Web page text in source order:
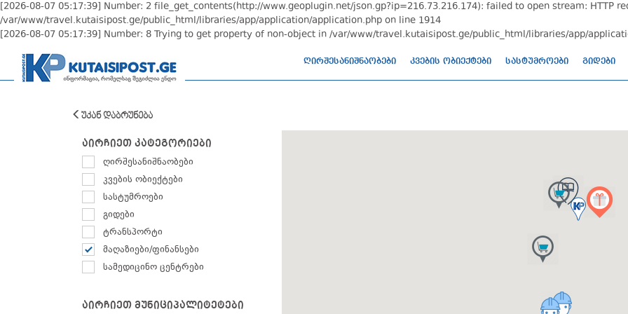
[2026-08-07 05:17:39] Number: 2 file_get_contents(http://www.geoplugin.net/json.gp?ip=216.73.216.174): failed to open stream: HTTP
/var/www/travel.kutaisipost.ge/public_html/libraries/app/application/application.php on line 1914
[2026-08-07 05:17:39] Number: 8 Trying to get property of non-object in /var/www/travel.kutaisipost.ge/public_html/libraries/app/
ღირშესანიშნაობები კვების ობიექტები სასტუმროები გიდები
უკან დაბრუნება
აირჩიეთ კატეგორიები
ღირშესანიშნაობები
კვების ობიექტები
სასტუმროები
გიდები
ტრანსპორტი
მაღაზიები/ფინანსები
სამედიცინო ცენტრები
აირჩიეთ მუნიციპალიტეტები